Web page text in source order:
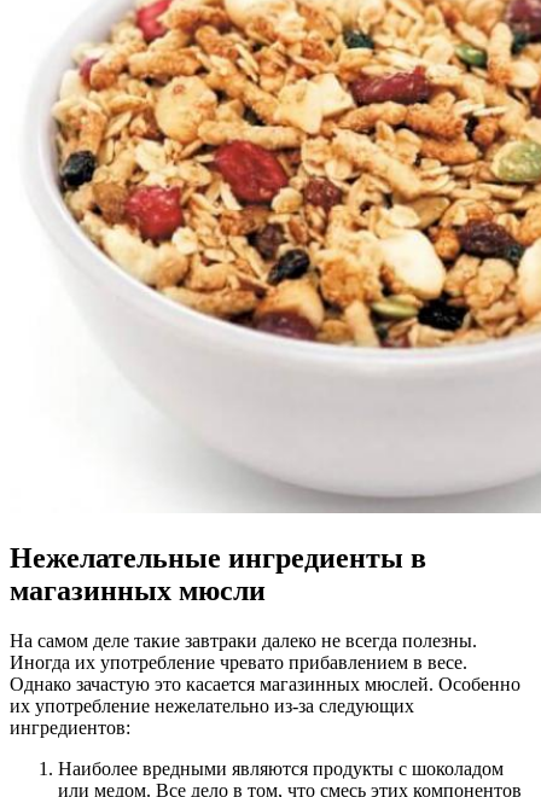
Нежелательные ингредиенты в
магазинных мюсли
На самом деле такие завтраки далеко не всегда полезны.
Иногда их употребление чревато прибавлением в весе.
Однако зачастую это касается магазинных мюслей. Особенно
их употребление нежелательно из-за следующих
ингредиентов:
Наиболее вредными являются продукты с шоколадом
или медом. Все дело в том, что смесь этих компонентов